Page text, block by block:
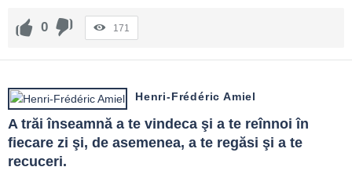
0 171
Henri-Frédéric Amiel
A trăi înseamnă a te vindeca şi a te reînnoi în
fiecare zi şi, de asemenea, a te regăsi şi a te
recuceri.